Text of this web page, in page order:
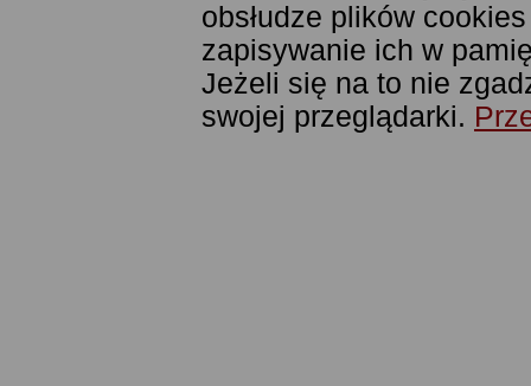
obsłudze plików
zapisywanie ich w
Jeżeli się na to nie
swojej przeglądarki.